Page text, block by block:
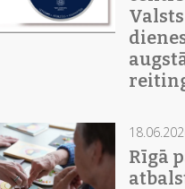
Rīgā